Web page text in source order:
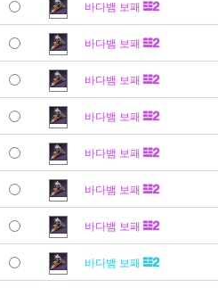
바다뱀 보패
바다뱀 보패
바다뱀 보패
바다뱀 보패
바다뱀 보패
바다뱀 보패
바다뱀 보패
바다뱀 보패